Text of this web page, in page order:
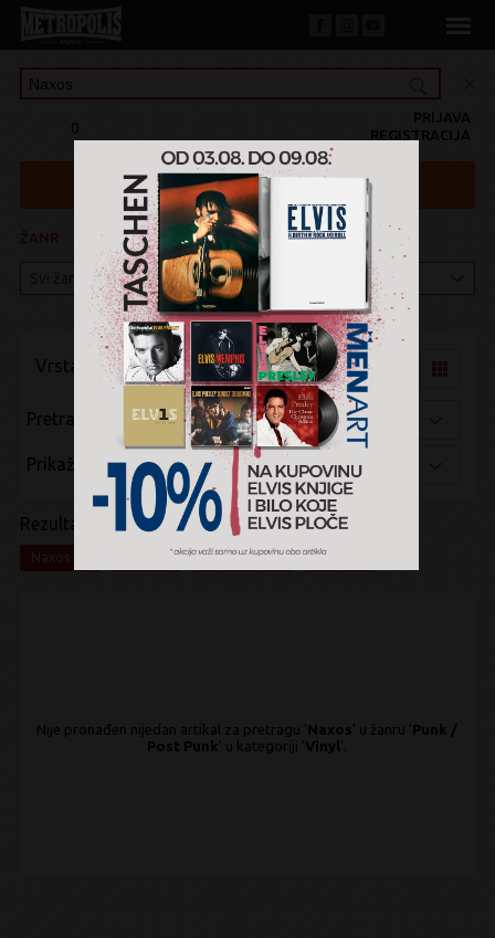
0 REGISTRACIJA
PRIJAVA
KATEGORIJA
Vrsta pregleda:
Pretraži po:
Prikaži po:
Rezultati pretrage:
Post Punk x Vinyl
Nije pronađen nijedan artikal za pretragu 'Naxos ' u žanru 'Punk /
Post Punk ' u kategoriji 'Vinyl '.